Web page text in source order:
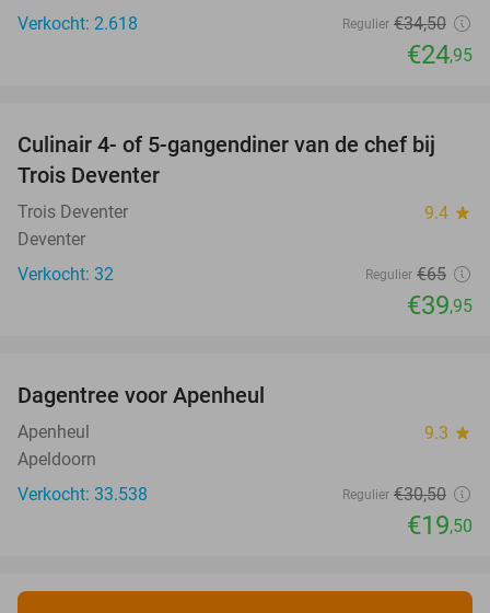
Verkocht: 2.618
Regulier €34,50
€24,95
39%
Culinair 4- of 5-gangendiner van de chef bij
Trois Deventer
Trois Deventer 9.4 star
Deventer
Verkocht: 32
Regulier €65
€39,95
Dagentree voor Apenheul
Apenheul 9.3 star
Apeldoorn
Verkocht: 33.538
Regulier €30,50
€19,50